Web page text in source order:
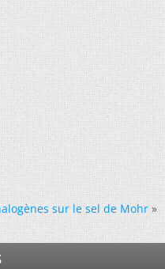
sur le sel de Mohr »